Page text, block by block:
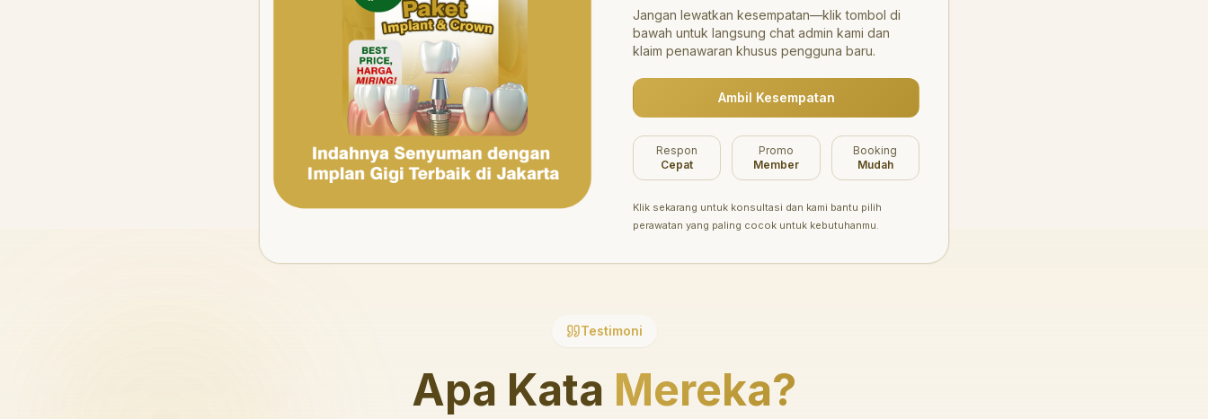
Belum ada promo tersedia saat ini.
Testimoni
Apa Kata Mereka?
Jangan lewatkan kesempatan—klik tombol di
bawah untuk langsung chat admin kami dan
klaim penawaran khusus pengguna baru.
Ambil Kesempatan
Respon
Cepat
Promo
Member
Booking
Mudah
Klik sekarang untuk konsultasi dan kami bantu pilih
perawatan yang paling cocok untuk kebutuhanmu.